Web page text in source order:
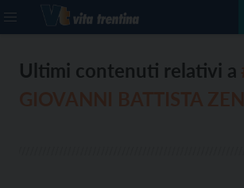
Ultimi contenuti relativi a